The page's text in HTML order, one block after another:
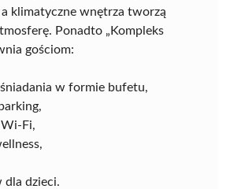
klimatyczne wnętrza tworzą
Ponadto „Kompleks
gościom:
śniadania w formie bufetu,
Fi,
dla dzieci.